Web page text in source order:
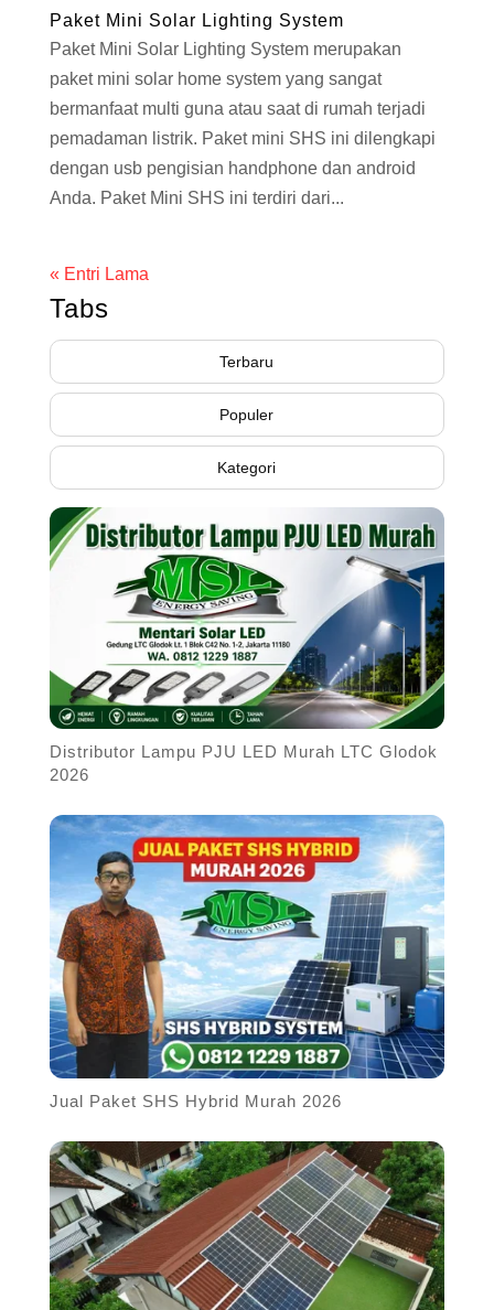
Paket Mini Solar Lighting System
Paket Mini Solar Lighting System merupakan
paket mini solar home system yang sangat
bermanfaat multi guna atau saat di rumah terjadi
pemadaman listrik. Paket mini SHS ini dilengkapi
dengan usb pengisian handphone dan android
Anda. Paket Mini SHS ini terdiri dari...
« Entri Lama
Tabs
Terbaru
Populer
Kategori
Distributor Lampu PJU LED Murah LTC Glodok
2026
Jual Paket SHS Hybrid Murah 2026